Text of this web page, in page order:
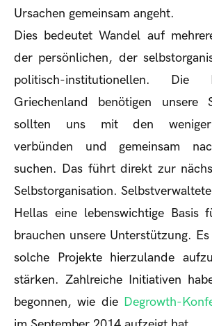
Ursachen gemeinsam angeht.
Dies bedeutet Wandel auf
der persönlichen, der
politisch-institutionellen. Die
Griechenland benötigen unsere
sollten uns mit den weniger
verbünden und gemeinsam
suchen. Das führt direkt zur
Selbstorganisation.
Hellas eine lebenswichtige Basis
brauchen unsere Unterstützung.
solche Projekte hierzulande
stärken. Zahlreiche Initiativen
begonnen, wie die Degrowth-